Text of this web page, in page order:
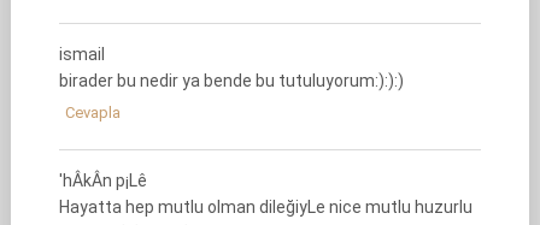
ismail
birader bu nedir ya bende bu tutuluyorum:):):)
Cevapla
'hÂkÂn p¡Lê
Hayatta hep mutlu olman dileğiyLe nice mutlu huzurlu